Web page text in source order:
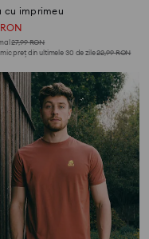
cu imprimeu
RON
27,99RON
preț din ultimele 30 de zile22,99RON